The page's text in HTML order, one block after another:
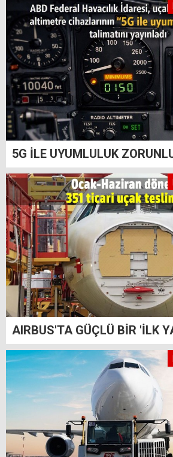
5G İLE UYUMLULUK
AIRBUS'TA GÜÇLÜ BİR 'İLK